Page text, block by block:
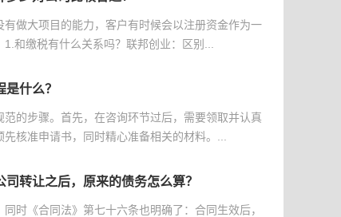
有做大项目的能力，客户有时候会以注册资金作为一
和缴税有什么关系吗？联邦创业：区别...
什么？
范的步骤。首先，在咨询环节过后，需要领取并认真
核准申请书，同时精心准备相关的材料。...
司转让之后，原来的债务怎么算？
时《合同法》第七十六条也明确了：合同生效后，